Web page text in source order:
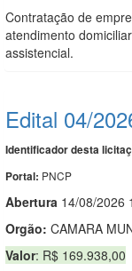
Contratação de
atendimento
assistencial.
Edital 04/
Identificador desta
Portal: PNCP
Abertura 14/08/2026
Orgão: CAMARA
Valor: R$ 169.938,00